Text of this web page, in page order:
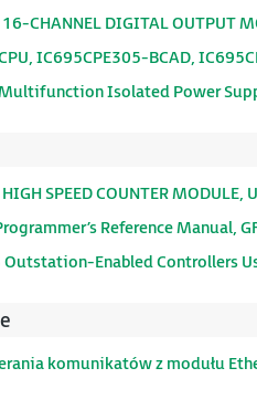
16-CHANNEL DIGITAL OUTPUT
IC695CPE305-BCAD,
Isolated Power
SPEED COUNTER
Reference Manual,
Outstation-Enabled Controllers
komunikatów z modułu